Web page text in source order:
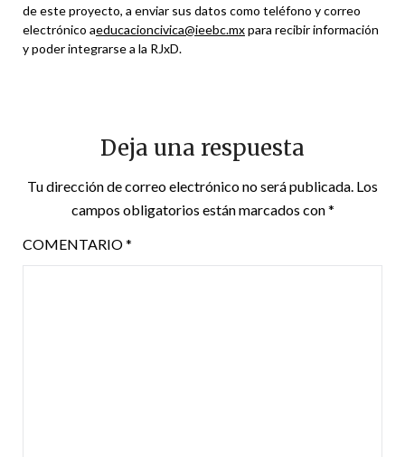
de este proyecto, a enviar sus datos como teléfono y correo
electrónico aeducacioncivica@ieebc.mxpara recibir información
y poder integrarse a la RJxD.
Deja una respuesta
Tu dirección de correo electrónico no será publicada. Los
campos obligatorios están marcados con*
COMENTARIO*